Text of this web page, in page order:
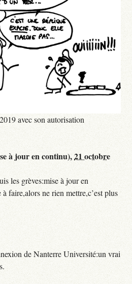
2019 avec son autorisation
à jour en continu),21 octobre
les grèves:mise à jour en
faire,alors ne rien mettre,c’est plus
de Nanterre Université:un vrai